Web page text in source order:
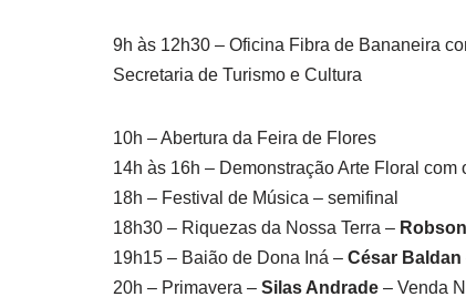
9h às 12h30 – Oficina Fibra de Bananeira
Secretaria de Turismo e Cultura
10h – Abertura da Feira de Flores
14h às 16h – Demonstração Arte Floral
18h – Festival de Música – semifinal
18h30 – Riquezas da Nossa Terra –
19h15 – Baião de Dona Iná – César Baldan
20h – Primavera – Silas Andrade – Venda